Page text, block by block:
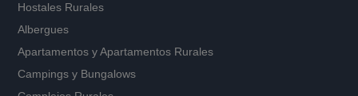
Hostales Rurales
Albergues
Apartamentos yApartamentos Rurales
Campings y Bungalows